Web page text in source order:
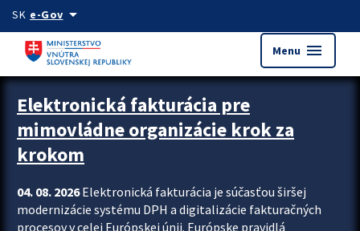
Preskocit na hlavný obsah
SK e-Govarrow_drop_down
Menu menu
Zastavit automatický posun upútavok
Elektronická fakturácia pre
mimovládne organizácie krok za
krokom
04. 08. 2026Elektronická fakturácia je súčasťou širšej
modernizácie systému DPH a digitalizácie fakturačných
procesov v celej Európskej únii. Európske pravidlá